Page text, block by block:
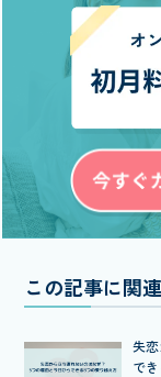
この記事に関
失
で